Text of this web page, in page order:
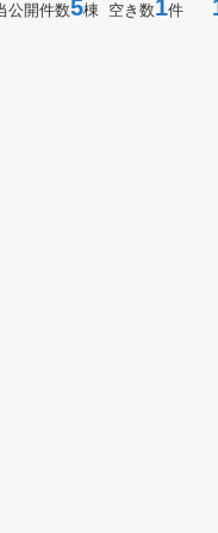
公開件数5棟 空き数1件